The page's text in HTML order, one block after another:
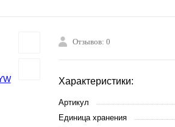
Отзывов: 0
Характеристики:
Артикул
Единица хранения